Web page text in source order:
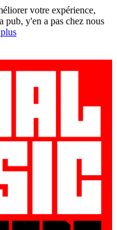
votre expérience,
pub, y'en a pas chez nous